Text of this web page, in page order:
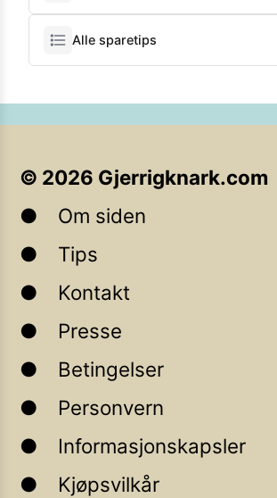
Alle sparetips
© 2026 Gjerrigknark.com
Om siden
Tips
Kontakt
Presse
Betingelser
Personvern
Informasjonskapsler
Kjøpsvilkår